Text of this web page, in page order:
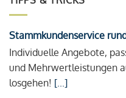
Stammkundenservice
Individuelle Angebote,
und Mehrwertleistungen
losgehen! [...]